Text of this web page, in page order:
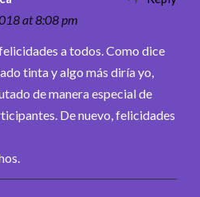
at 8:08 pm
a todos. Como dice
tinta y algo más diría yo,
de manera especial de
De nuevo, felicidades